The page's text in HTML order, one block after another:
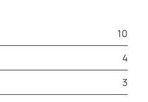
10
4
3